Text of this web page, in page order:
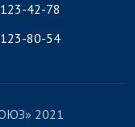
42-78
80-54
2021